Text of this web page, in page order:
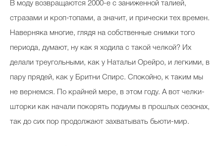
Худеем правильно
Бьютихакер / Мама-хакер
Выбор визажистов
В моду возвращаются 2000-е с заниженной талией,
стразами и кроп-топами, а значит, и прически тех времен.
Наверняка многие, глядя на собственные снимки того
периода, думают, ну как я ходила с такой челкой? Их
делали треугольными, как у Натальи Орейро, и легкими, в
пару прядей, как у Бритни Спирс. Спокойно, к таким мы
не вернемся. По крайней мере, в этом году. А вот челки-
шторки как начали покорять подиумы в прошлых сезонах,
так до сих пор продолжают захватывать бьюти-мир.